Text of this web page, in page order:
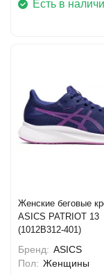
Есть в
Женские беговые
ASICS PATRIOT 13
(1012B312-401)
Бренд: ASICS
Пол: Женщины